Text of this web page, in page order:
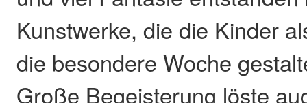
Kunstwerke, die die Kinder
die besondere Woche
Große Begeisterung löste